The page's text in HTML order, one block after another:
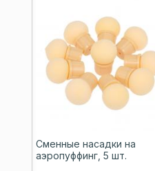
Сменные насадки на
аэропуффинг, 5 шт.